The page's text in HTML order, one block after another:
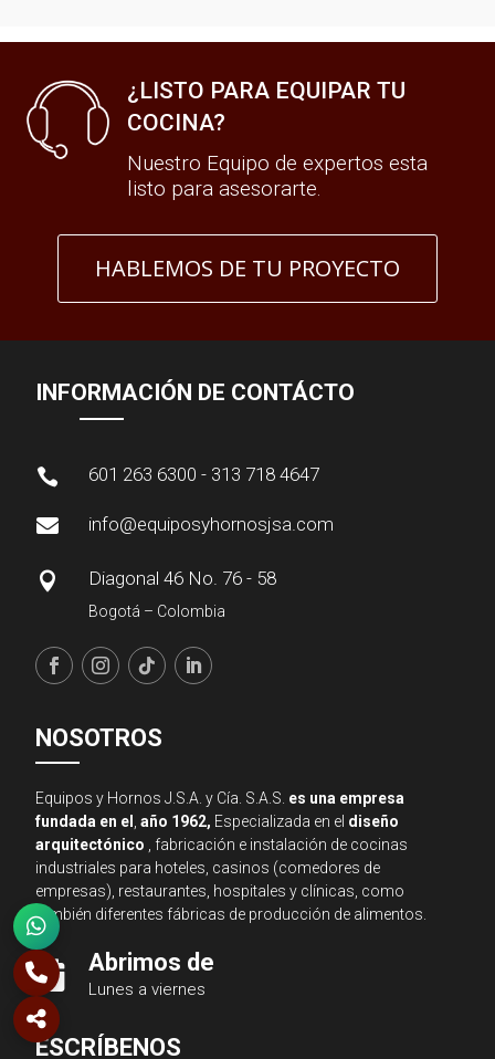
¿LISTO PARA EQUIPAR TU
COCINA?
Nuestro Equipo de expertos esta
listo para asesorarte.
HABLEMOS DE TU PROYECTO
INFORMACIÓN DE CONTÁCTO
 601 263 6300 - 313 718 4647
 info@equiposyhornosjsa.com
 Diagonal 46 No. 76 - 58
Bogotá – Colombia
NOSOTROS
Equipos y Hornos J.S.A. y Cía. S.A.S. es una empresa
fundada en el ,año 1962, Especializada en el diseño
arquitectónico , fabricación e instalación de cocinas
industriales para hoteles, casinos (comedores de
empresas), restaurantes, hospitales y clínicas, como
también diferentes fábricas de producción de alimentos.
 Abrimos de
Lunes a viernes
ESCRÍBENOS
● En línea ahora